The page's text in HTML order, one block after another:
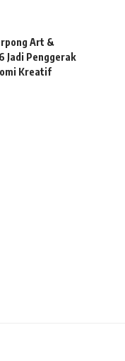
Art &
Jadi Penggerak
Kreatif